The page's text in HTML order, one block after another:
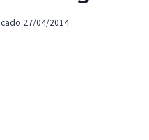
27/04/2014